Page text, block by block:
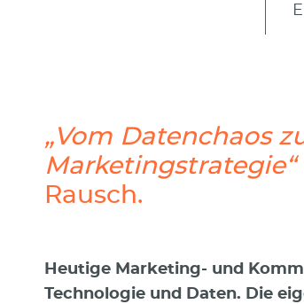
„Vom Datenchaos
Marketingstrategie“
Rausch.
Heutige Marketing- und
Technologie und Daten. Die